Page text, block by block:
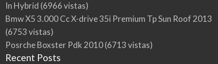
In Hybrid (6966 vistas)
Bmw X5 3.000 Cc X-drive 35i Premium Tp Sun Roof 2013
(6753 vistas)
Posrche Boxster Pdk 2010(6713 vistas)
Recent Posts